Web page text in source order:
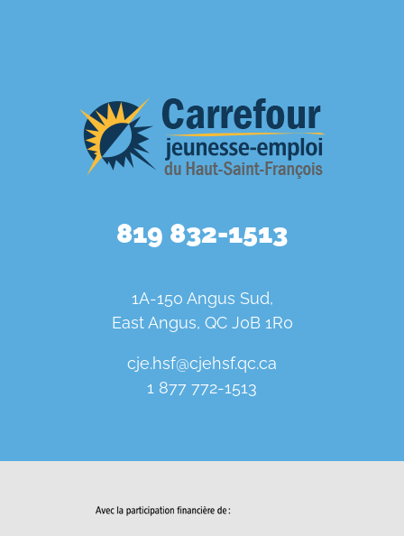
819 832-1513
1A-150 Angus Sud,
East Angus, QC J0B 1R0
cje.hsf@cjehsf.qc.ca
1 877 772-1513